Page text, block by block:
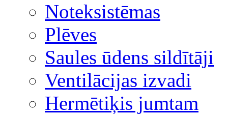
Noteksistēmas
Plēves
Saules ūdens sildītāji
Ventilācijas izvadi
Hermētiķis jumtam